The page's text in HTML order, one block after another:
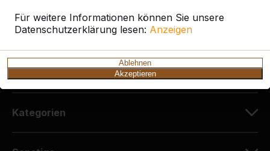
Für weitere Informationen können Sie unsere
Datenschutzerklärung lesen: Anzeigen
Ablehnen
Akzeptieren
Kundenservice
Kategorien